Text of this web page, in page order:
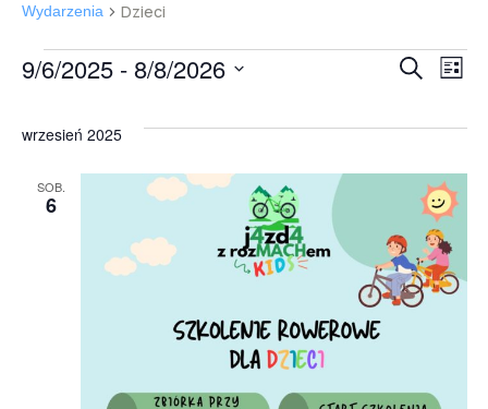
Wydarzenia Dzieci
po
i
SzukajLista
9/6/2025 - 8/8/2026
datę.
wrzesień 2025
SOB.
6